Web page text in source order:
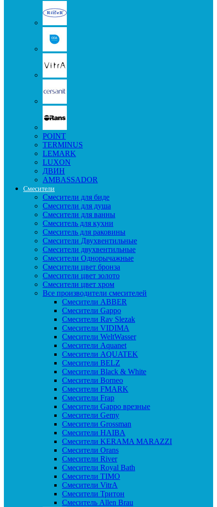
POINT
TERMINUS
LEMARK
LUXON
ДВИН
AMBASSADOR
Смесители
Смесители для биде
Смесители для душа
Смесители для ванны
Смеситель для кухни
Смеситель для раковины
Смесители Двухвентильные
Смесители двухвентильные
Смесители Однорычажные
Смесители цвет бронза
Смесители цвет золото
Смесители цвет хром
Все производители смесителей
Cмесители ABBER
Cмесители Gappo
Cмесители Rav Slezak
Cмесители VIDIMA
Cмесители WeltWasser
Смесители Aquanet
Смесители AQUATEK
Смесители BELZ
Смесители Black & White
Смесители Borneo
Смесители FMARK
Смесители Frap
Смесители Gappo врезные
Смесители Gemy
Смесители Grossman
Смесители HAIBA
Смесители KERAMA MARAZZI
Смесители Orans
Смесители River
Смесители Royal Bath
Смесители TIMO
Смесители VitrA
Смесители Тритон
Смеситель Allen Brau